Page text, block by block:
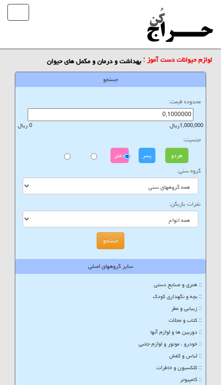
لوازم حیوانات دست آموز :بهداشت و درمان و مکمل های حیوان
جستجو
محدوده قیمت:
1,000,000ریال 0 ریال
جنسیت:
هردو پسر دختر
گروه سنی:
نفرات بازیکن:
سایر گروههای اصلی
:: هنری و صنایع دستی
:: بچه و نگهداری کودک
:: زیبایی و عطر
:: کتاب و مجلات
:: دوربین ها و لوازم آنها
:: خودرو ، موتور و لوازم جانبی
:: لباس و کفش
:: کلکسیون و خاطرات
:: کامپیوتر